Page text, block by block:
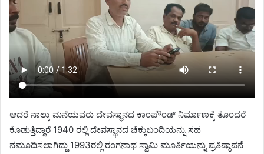
ಆದರೆ ನಾಲ್ಕು ಮನೆಯವರು ದೇವಸ್ಥಾನದ ಕಾಂಪೌಂಡ್ ನಿರ್ಮಾಣಕ್ಕೆ ತೊಂದರೆ
ಕೊಡುತ್ತಿದ್ದಾರೆ 1940 ರಲ್ಲಿ ದೇವಸ್ಥಾನದ ಚೆಕ್ಕುಬಂದಿಯನ್ನು ಸಹ
ನಮೂದಿಸಲಾಗಿದ್ದು 1993ರಲ್ಲಿ ರಂಗನಾಥ ಸ್ವಾಮಿ ಮೂರ್ತಿಯನ್ನು ಪ್ರತಿಷ್ಠಾಪನೆ